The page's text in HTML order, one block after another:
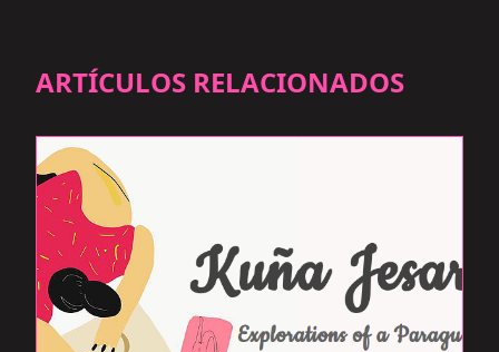
ARTÍCULOS RELACIONADOS